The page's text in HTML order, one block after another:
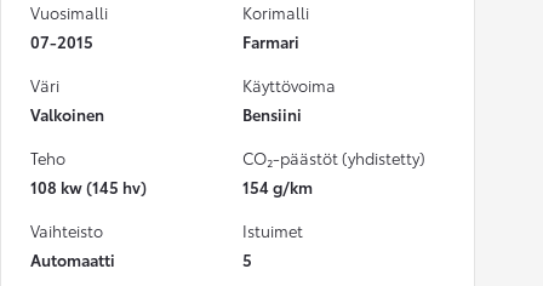
Vuosimalli
07-2015
Korimalli
Farmari
Väri
Valkoinen
Käyttövoima
Bensiini
Teho
108 kw (145 hv)
CO₂-päästöt (yhdistetty)
154 g/km
Vaihteisto
Automaatti
Istuimet
5